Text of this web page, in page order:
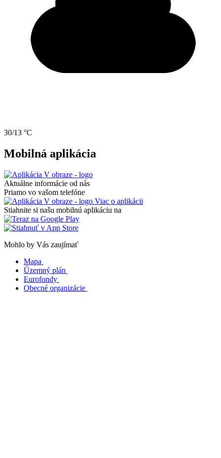
30/13 °C
Mobilná aplikácia
Aktuálne informácie od nás
Priamo vo vašom telefóne
Viac o aplikácii
Stiahnite si našu mobilnú aplikáciu na
Mohlo by Vás zaujímať
Mapa
Územný plán
Eurofondy
Obecné organizácie